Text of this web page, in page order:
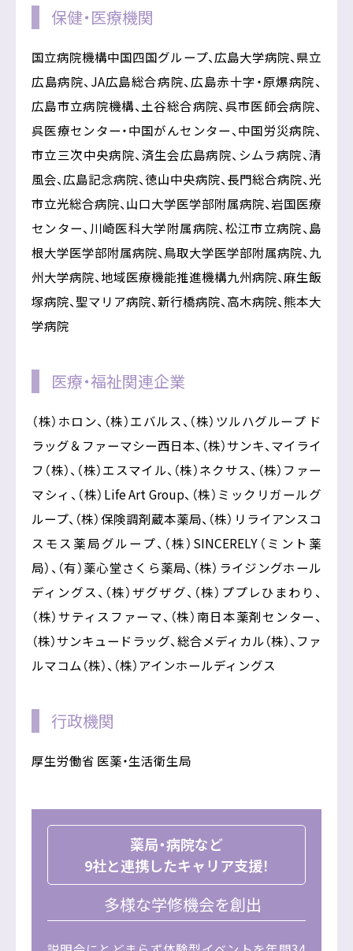
保健・医療機関
国立病院機構中国四国グループ、広島大学病院、県立
広島病院、JA広島総合病院、広島赤十字・原爆病院、
広島市立病院機構、土谷総合病院、呉市医師会病院、
呉医療センター・中国がんセンター、中国労災病院、
市立三次中央病院、済生会広島病院、シムラ病院、清
風会、広島記念病院、徳山中央病院、長門総合病院、光
市立光総合病院、山口大学医学部附属病院、岩国医療
センター、川崎医科大学附属病院、松江市立病院、島
根大学医学部附属病院、鳥取大学医学部附属病院、九
州大学病院、地域医療機能推進機構九州病院、麻生飯
塚病院、聖マリア病院、新行橋病院、高木病院、熊本大
学病院
医療・福祉関連企業
（株）ホロン、（株）エバルス、（株）ツルハグループ ド
ラッグ＆ファーマシー西日本、（株）サンキ、マイライ
フ（株）、（株）エスマイル、（株）ネクサス、（株）ファー
マシィ、（株）Life Art Group、（株）ミックリガールグ
ループ、（株）保険調剤蔵本薬局、（株）リライアンスコ
スモス薬局グループ、（株）SINCERELY（ミント薬
局）、（有）薬心堂さくら薬局、（株）ライジングホール
ディングス、（株）ザグザグ、（株）ププレひまわり、
（株）サティスファーマ、（株）南日本薬剤センター、
（株）サンキュードラッグ、総合メディカル（株）、ファ
ルマコム（株）、（株）アインホールディングス
行政機関
厚生労働省 医薬・生活衛生局
薬局・病院など
9社と連携したキャリア支援！
多様な学修機会を創出